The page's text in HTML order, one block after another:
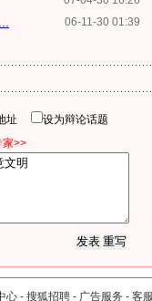
06-11-30 01:39
址
设为辩论话题
家>>
心 - 搜狐招聘 - 广告服务 - 客